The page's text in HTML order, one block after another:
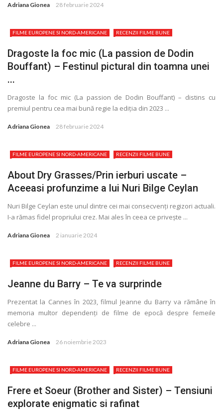
Adriana Gionea 28 februarie 2024
FILME EUROPENE SI NORD-AMERICANE RECENZII FILME BUNE
Dragoste la foc mic (La passion de Dodin
Bouffant) – Festinul pictural din toamna unei
...
Dragoste la foc mic (La passion de Dodin Bouffant) – distins cu
premiul pentru cea mai bună regie la ediţia din 2023 ...
Adriana Gionea 28 februarie 2024
FILME EUROPENE SI NORD-AMERICANE RECENZII FILME BUNE
About Dry Grasses/Prin ierburi uscate –
Aceeasi profunzime a lui Nuri Bilge Ceylan
Nuri Bilge Ceylan este unul dintre cei mai consecvenţi regizori actuali.
I-a rămas fidel propriului crez. Mai ales în ceea ce privește ...
Adriana Gionea 2 ianuarie 2024
FILME EUROPENE SI NORD-AMERICANE RECENZII FILME BUNE
Jeanne du Barry – Te va surprinde
Prezentat la Cannes în 2023, filmul Jeanne du Barry va rămâne în
memoria multor dependenţi de filme de epocă despre femeile
celebre ...
Adriana Gionea 26 noiembrie 2023
FILME EUROPENE SI NORD-AMERICANE RECENZII FILME BUNE
Frere et Soeur (Brother and Sister) – Tensiuni
explorate enigmatic si rafinat